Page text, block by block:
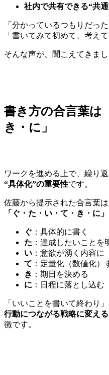
社内で共有できる“共
「分かっているつもりだっ
「書いてみて初めて、考え
そんな声が、聞こえてきまし
書き方の合言葉は
き・に」
ワークを進める上で、繰り
“具体化”の重要性です。
佐藤から提示された合言葉は
「ぐ・た・い・て・き・に」
ぐ ：具体的に書く
た ：達成したいことを
い ：意欲が湧く内容に
て ：定量化（数値化）
き ：期日を決める
に ：日程に落とし込む
「いいことを書いて終わり」
行動につながる戦略に変え
徴です。